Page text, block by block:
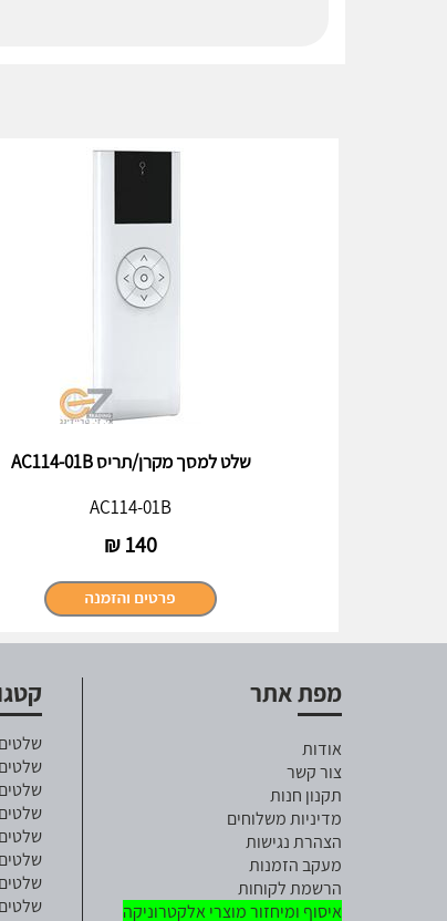
שלט למסך מקרן/תריס AC114-01B
AC114-01B
140
₪
מפת אתר
אודות
צור קשר
תקנון חנות
מדיניות משלוחים
הצהרת נגישות
מעקב הזמנות
הרשמת לקוחות
איסוף ומיחזור מוצרי אלקטרוניקה
שלטים